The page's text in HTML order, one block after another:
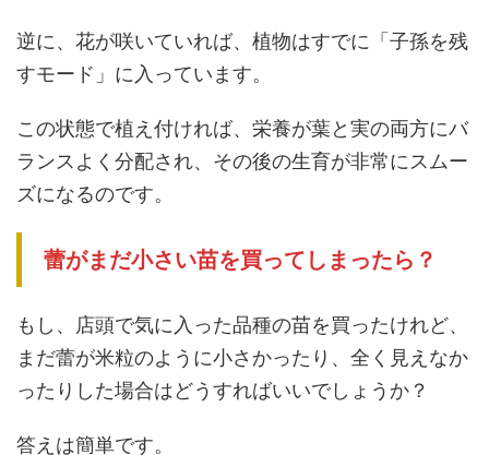
逆に、花が咲いていれば、植物はすでに「子孫を残
すモード」に入っています。
この状態で植え付ければ、栄養が葉と実の両方にバ
ランスよく分配され、その後の生育が非常にスムー
ズになるのです。
蕾がまだ小さい苗を買ってしまったら？
もし、店頭で気に入った品種の苗を買ったけれど、
まだ蕾が米粒のように小さかったり、全く見えなか
ったりした場合はどうすればいいでしょうか？
答えは簡単です。